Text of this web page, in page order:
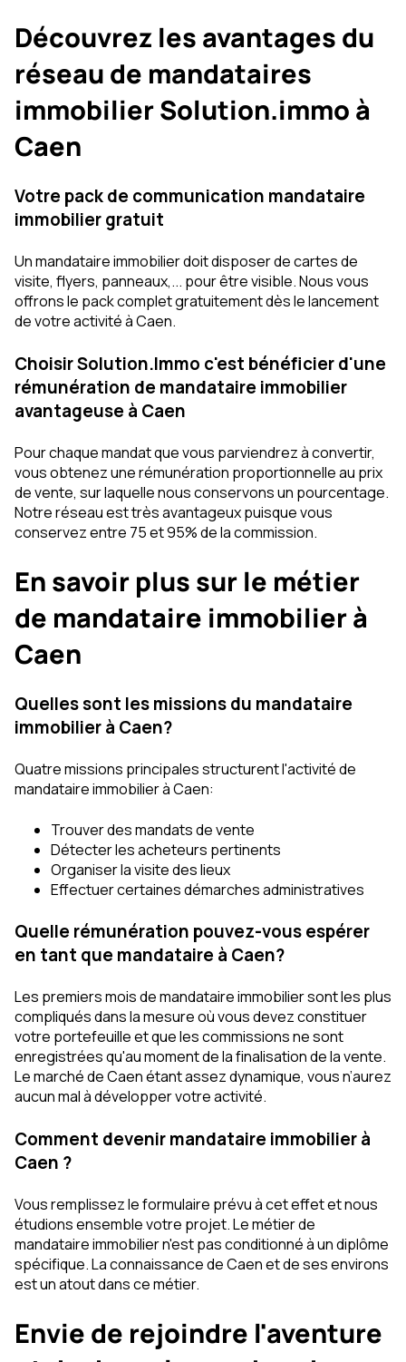
Découvrez les avantages du
réseau de mandataires
immobilier Solution.immo à
Caen
Votre pack de communication mandataire
immobilier gratuit
Un mandataire immobilier doit disposer de cartes de
visite, flyers, panneaux,... pour être visible. Nous vous
offrons le pack complet gratuitement dès le lancement
de votre activité à Caen.
Choisir Solution.Immo c'est bénéficier d'une
rémunération de mandataire immobilier
avantageuse à Caen
Pour chaque mandat que vous parviendrez à convertir,
vous obtenez une rémunération proportionnelle au prix
de vente, sur laquelle nous conservons un pourcentage.
Notre réseau est très avantageux puisque vous
conservez entre 75 et 95% de la commission.
En savoir plus sur le métier
de mandataire immobilier à
Caen
Quelles sont les missions du mandataire
immobilier à Caen?
Quatre missions principales structurent l'activité de
mandataire immobilier à Caen:
Trouver des mandats de vente
Détecter les acheteurs pertinents
Organiser la visite des lieux
Effectuer certaines démarches administratives
Quelle rémunération pouvez-vous espérer
en tant que mandataire à Caen?
Les premiers mois de mandataire immobilier sont les plus
compliqués dans la mesure où vous devez constituer
votre portefeuille et que les commissions ne sont
enregistrées qu'au moment de la finalisation de la vente.
Le marché de Caen étant assez dynamique, vous n’aurez
aucun mal à développer votre activité.
Comment devenir mandataire immobilier à
Caen ?
Vous remplissez le formulaire prévu à cet effet et nous
étudions ensemble votre projet. Le métier de
mandataire immobilier n'est pas conditionné à un diplôme
spécifique. La connaissance de Caen et de ses environs
est un atout dans ce métier.
Envie de rejoindre l'aventure